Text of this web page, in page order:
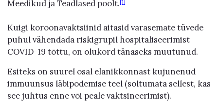
Meedikud ja Teadlased poolt.[1]
Kuigi koroonavaktsiinid aitasid varasemate tüvede
puhul vähendada riskigrupil hospitaliseerimist
COVID-19 tõttu, on olukord tänaseks muutunud.
Esiteks on suurel osal elanikkonnast kujunenud
immuunsus läbipõdemise teel (sõltumata sellest, kas
see juhtus enne või peale vaktsineerimist).